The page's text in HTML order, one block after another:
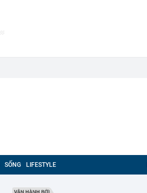
SỐNG LIFESTYLE